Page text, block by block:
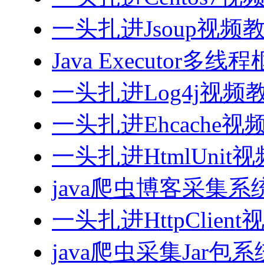
一头扎进Jsoup视频
Java Executor多线
一头扎进Log4j视频
一头扎进Ehcache视
一头扎进HtmlUnit视
java爬虫博客采集系
一头扎进HttpClient
java爬虫采集Jar包